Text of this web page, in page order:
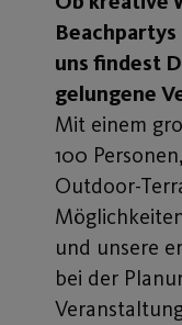
uns findest
gelungene
Mit einem
100
Outdoor-
und unsere
bei der